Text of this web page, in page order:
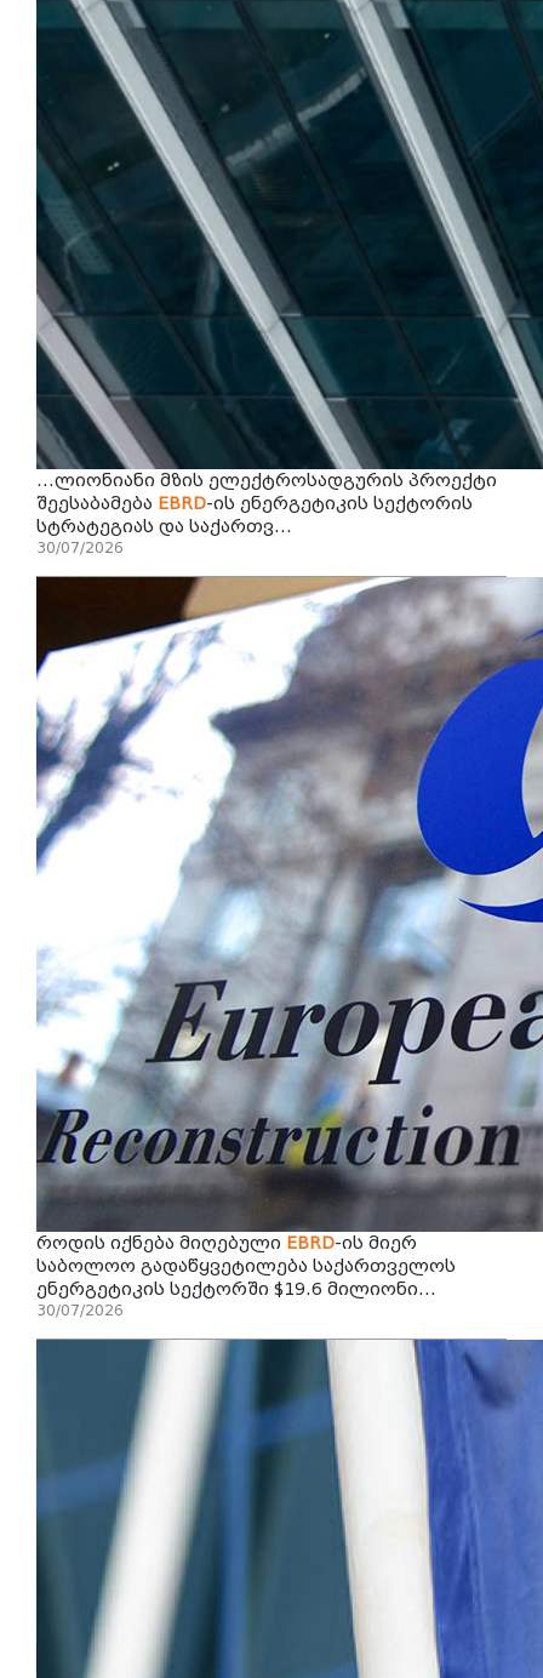
...ლიონიანი მზის ელექტროსადგურის პროექტი
შეესაბამება EBRD-ის ენერგეტიკის სექტორის
სტრატეგიას და საქართვ...
30/07/2026
როდის იქნება მიღებული EBRD-ის მიერ
საბოლოო გადაწყვეტილება საქართველოს
ენერგეტიკის სექტორში $19.6 მილიონი...
30/07/2026